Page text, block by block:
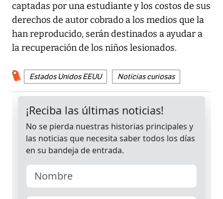
captadas por una estudiante y los costos de sus
derechos de autor cobrado a los medios que la
han reproducido, serán destinados a ayudar a
la recuperación de los niños lesionados.
Estados Unidos EEUU Noticias curiosas